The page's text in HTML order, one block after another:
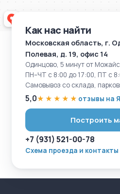
Как нас найти
Московская область, г.
Полевая, д. 19, офис 14
Одинцово, 5 минут от
ПН–ЧТ с 8:00 до 17:00, ПТ с
Самовывоз со склада,
5,0★★★★★ отзывы на
Построить
+7 (931) 521-00-78
Схема проезда и